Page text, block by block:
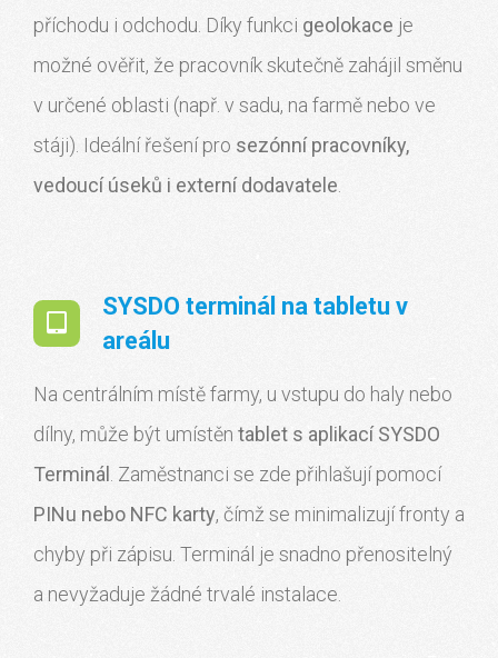
příchodu i odchodu. Díky funkci geolokace je
možné ověřit, že pracovník skutečně zahájil směnu
v určené oblasti (např. v sadu, na farmě nebo ve
stáji). Ideální řešení pro sezónní pracovníky,
vedoucí úseků i externí dodavatele.
SYSDO terminál na tabletu v
areálu
Na centrálním místě farmy, u vstupu do haly nebo
dílny, může být umístěn tablet s aplikací SYSDO
Terminál . Zaměstnanci se zde přihlašují pomocí
PINu nebo NFC karty, čímž se minimalizují fronty a
chyby při zápisu. Terminál je snadno přenositelný
a nevyžaduje žádné trvalé instalace.